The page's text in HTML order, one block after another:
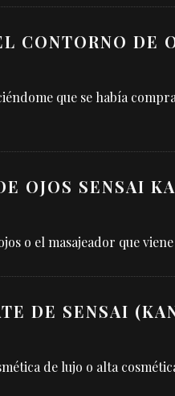
CONTORNO DE
que se había
OJOS SENSAI
o el masajeador que
DE SENSAI
de lujo o alta